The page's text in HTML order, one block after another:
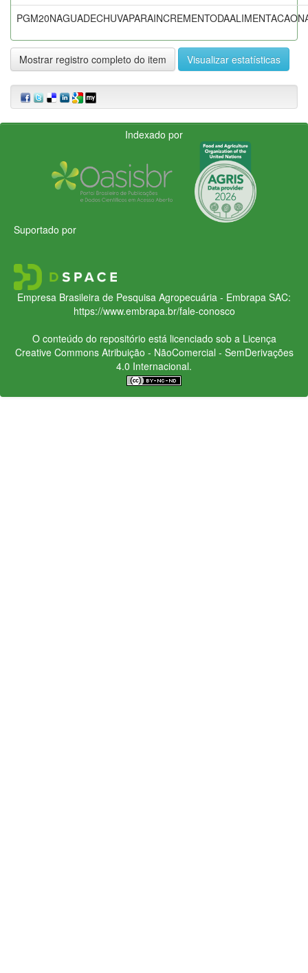
Mostrar registro completo do item Visualizar estatísticas
Indexado por
Suportado por
Empresa Brasileira de Pesquisa Agropecuária - Embrapa SAC:
https://www.embrapa.br/fale-conosco
O conteúdo do repositório está licenciado sob a Licença
Creative CommonsAtribuição - NãoComercial - SemDerivações
4.0 Internacional.